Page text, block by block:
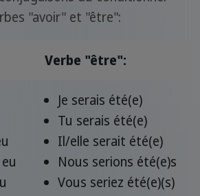
"avoir" et "être":
Verbe "être":
Je serais été(e)
Tu serais été(e)
Il/elle serait été(e)
Nous serions été(e)s
Vous seriez été(e)(s)